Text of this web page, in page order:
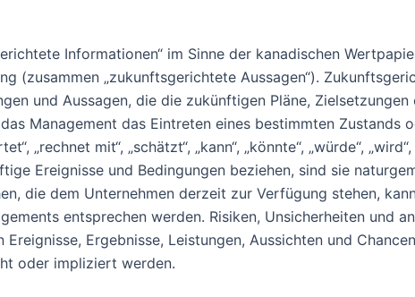
Informationen“ im Sinne der kanadischen
(zusammen „zukunftsgerichtete Aussagen“).
und Aussagen, die die zukünftigen Pläne,
Management das Eintreten eines bestimmten
„rechnet mit“, „schätzt“, „kann“, „könnte“, „würde“,
Ereignisse und Bedingungen beziehen, sind sie
die dem Unternehmen derzeit zur Verfügung stehen,
entsprechen werden. Risiken, Unsicherheiten und
Ergebnisse, Leistungen, Aussichten und
oder impliziert werden.